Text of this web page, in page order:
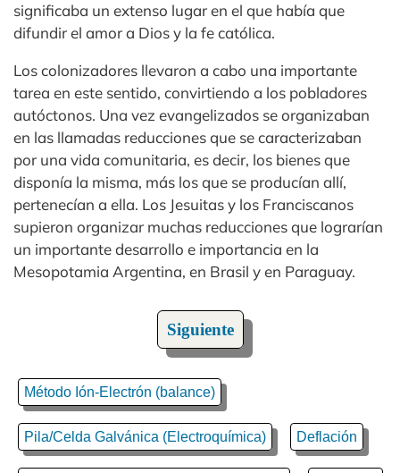
significaba un extenso lugar en el que había que
difundir el amor a Dios y la fe católica.
Los colonizadores llevaron a cabo una importante
tarea en este sentido, convirtiendo a los pobladores
autóctonos. Una vez evangelizados se organizaban
en las llamadas reducciones que se caracterizaban
por una vida comunitaria, es decir, los bienes que
disponía la misma, más los que se producían allí,
pertenecían a ella. Los Jesuitas y los Franciscanos
supieron organizar muchas reducciones que lograrían
un importante desarrollo e importancia en la
Mesopotamia Argentina, en Brasil y en Paraguay.
Siguiente
Método Ión-Electrón (balance)
Pila/Celda Galvánica (Electroquímica) Deflación